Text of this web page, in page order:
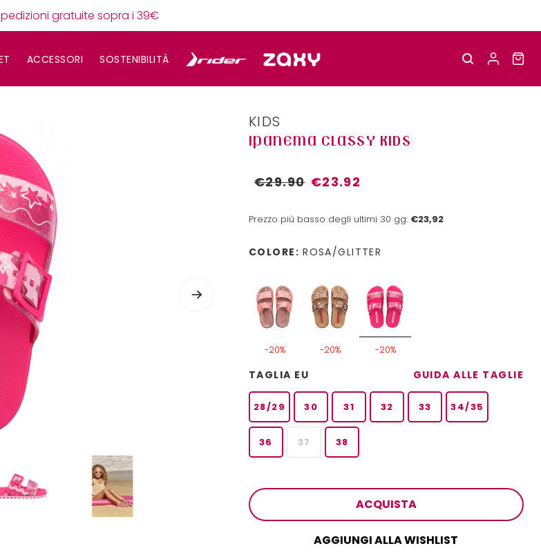
gratuite sopra i 39€
ACCESSORI SOSTENIBILITÀ
KIDS
IPANEMA CLASSY KIDS
€29.90 €23.92
Prezzo più basso degli ultimi 30 gg: €23,92
COLORE: ROSA/GLITTER
-20% -20% -20%
TAGLIA EU GUIDA ALLE TAGLIE
28/29 30 31 32 33 34/35
36 37 38
ACQUISTA
AGGIUNGI ALLA WISHLIST